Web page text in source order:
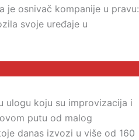
je osnivač kompanije u pravu:
svoje uređaje u
ulogu koju su improvizacija i
putu od malog
danas izvozi u više od 160